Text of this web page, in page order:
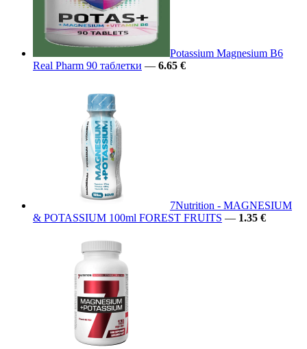
Potassium Magnesium B6
Real Pharm 90 таблетки — 6.65 €
7Nutrition - MAGNESIUM
& POTASSIUM 100ml FOREST FRUITS — 1.35 €